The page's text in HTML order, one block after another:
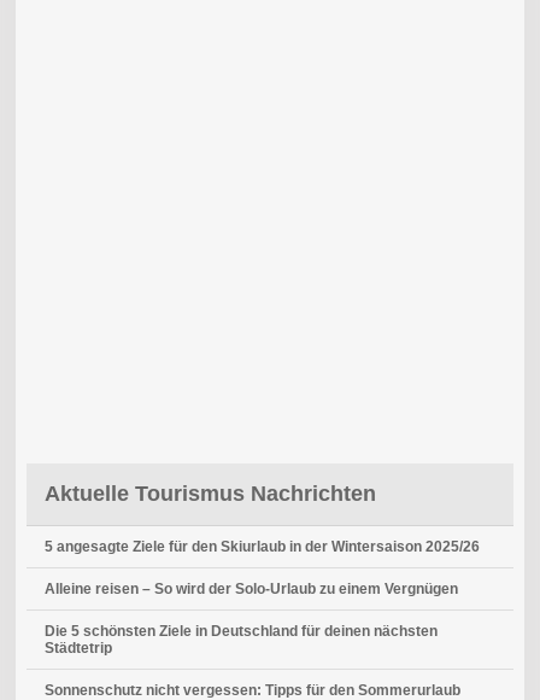
Aktuelle Tourismus Nachrichten
5 angesagte Ziele für den Skiurlaub in der Wintersaison 2025/26
Alleine reisen – So wird der Solo-Urlaub zu einem Vergnügen
Die 5 schönsten Ziele in Deutschland für deinen nächsten
Städtetrip
Sonnenschutz nicht vergessen: Tipps für den Sommerurlaub